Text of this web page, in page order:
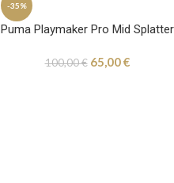
-35%
Puma Playmaker Pro Mid Splatter
100,00€ 65,00€